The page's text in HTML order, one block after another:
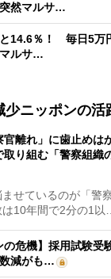
然マルサ…
と14.6％！ 毎日5万
ルサ…
ニッポンの活
官離れ」に歯止めは
取り組む「警察組
せているのが「警
は10年間で2分の1以
の危機】採用試験受
減がも…